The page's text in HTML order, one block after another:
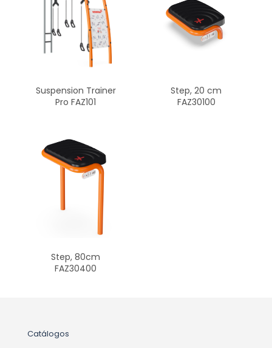
Suspension Trainer
Pro FAZ101
Step, 20 cm
FAZ30100
Step, 80cm
FAZ30400
Catálogos